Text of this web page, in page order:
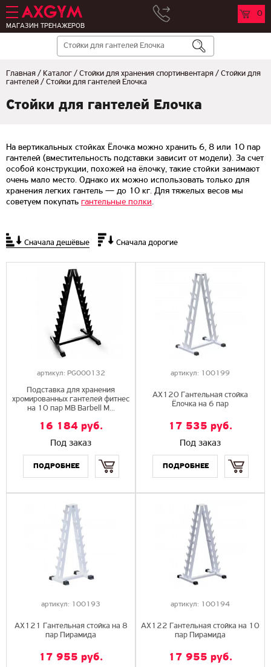
МАГАЗИН ТРЕНАЖЕРОВ
0
Главная / Каталог / Стойки для хранения спортинвентаря / Стойки для
гантелей / Стойки для гантелей Елочка
Стойки для гантелей Елочка
На вертикальных стойках Ёлочка можно хранить 6, 8 или 10 пар
гантелей (вместительность подставки зависит от модели). За счет
особой конструкции, похожей на ёлочку, такие стойки занимают
очень мало место. Однако их можно использовать только для
хранения легких гантель — до 10 кг. Для тяжелых весов мы
советуем покупать гантельные полки.
Сначала дешёвые Сначала дорогие
артикул: PG000132
Подставка для хранения
хромированных гантелей фитнес
на 10 пар MB Barbell M...
16 184 руб.
Под заказ
артикул: 100199
AX120 Гантельная стойка
Ёлочка на 6 пар
17 535 руб.
Под заказ
артикул: 100193
AX121 Гантельная стойка на 8
пар Пирамида
17 955 руб.
артикул: 100194
AX122 Гантельная стойка на 10
пар Пирамида
17 955 руб.